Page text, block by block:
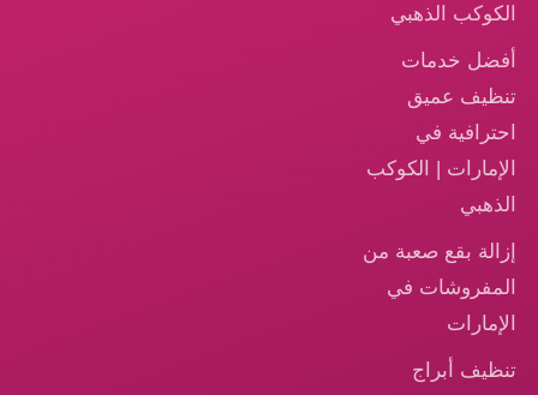
الكوكب الذهبي
أفضل خدمات
تنظيف عميق
احترافية في
الإمارات | الكوكب
الذهبي
إزالة بقع صعبة من
المفروشات في
الإمارات
تنظيف أبراج